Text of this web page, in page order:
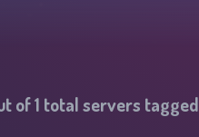
of1 total servers tagged